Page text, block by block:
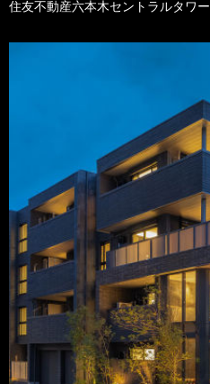
住友不動産六本木セントラルタワー